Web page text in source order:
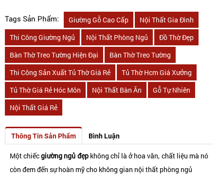
Tags Sản Phẩm: Giường Gỗ Cao Cấp
Nội Thất Gia Đình
Thi Công Giường Ngủ
Nội Thất Phòng Ngủ
Đồ Thờ Đẹp
Bàn Thờ Treo Tường Hiện Đại
Bàn Thờ Treo Tường
Thi Công Sản Xuất Tủ Thờ Giá Rẻ
Tủ Thờ Hcm Giá Xưởng
Tủ Thờ Giá Rẻ Hóc Môn
Nội Thất Bàn Ăn
Gỗ Tự Nhiên
Nội Thất Giá Rẻ
Thông Tin Sản Phẩm Bình Luận
Một chiếcgiường ngủ đẹpkhông chỉ là ở hoa văn, chất liệu mà nó
còn đem đến sự hoàn mỹ cho không gian nội thất phòng ngủ